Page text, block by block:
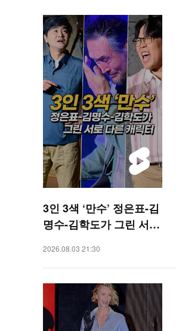
3인 3색 ‘만수’ 정은표-김
명수-김학도가 그린 서로
숏폼]
2026.08.03 21:30